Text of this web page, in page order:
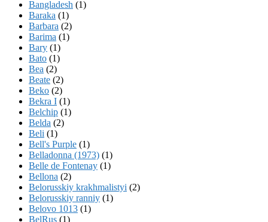
Bangladesh (1)
Baraka (1)
Barbara (2)
Barima (1)
Bary (1)
Bato (1)
Bea (2)
Beate (2)
Beko (2)
Bekra I (1)
Belchip (1)
Belda (2)
Beli (1)
Bell's Purple (1)
Belladonna (1973) (1)
Belle de Fontenay (1)
Bellona (2)
Belorusskiy krakhmalistyi (2)
Belorusskiy ranniy (1)
Belovo 1013 (1)
BelRus (1)